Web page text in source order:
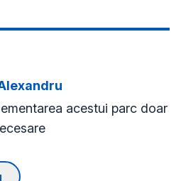
acestui parc doar